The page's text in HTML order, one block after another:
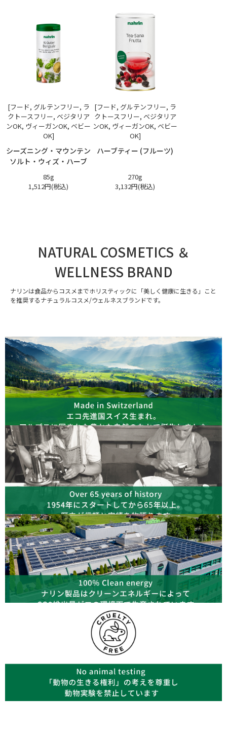
[フード, グルテンフリー, ラ
クトースフリー, ベジタリア
ンOK, ヴィーガンOK, ベビー
OK]
シーズニング・マウンテン
ソルト・ウィズ・ハーブ
85g
1,512円(税込)
[フード, グルテンフリー, ラ
クトースフリー, ベジタリア
ンOK, ヴィーガンOK, ベビー
OK]
ハーブティー (フルーツ)
270g
3,132円(税込)
NATURAL COSMETICS ＆
WELLNESS BRAND
ナリンは食品からコスメまでホリスティックに「美しく健康に生きる」こと
を推奨するナチュラルコスメ/ウェルネスブランドです。